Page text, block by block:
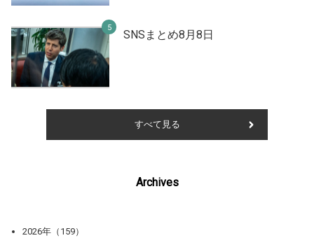
SNSまとめ8月8日
すべて見る
Archives
2026年（159）